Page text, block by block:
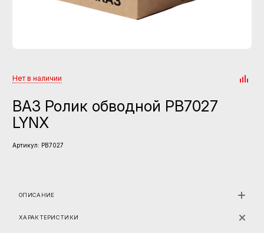
Нет в наличии
ВАЗ Ролик обводной PB7027
LYNX
Артикул: PB7027
ОПИСАНИЕ
ХАРАКТЕРИСТИКИ